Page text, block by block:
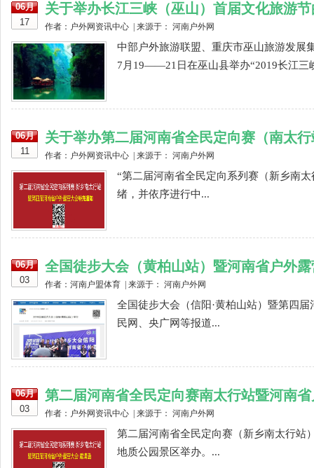
06月
17
关于举办长江三峡（巫山）首届文化旅游
作者：户外网资讯中心 | 来源于： 河南户外网
中部户外旅游联盟、重庆市巫山旅游发展
7月19——21日在巫山县举办“2019长江三
06月
11
关于举办第二届河南省全民定向赛（南太
作者：户外网资讯中心 | 来源于： 河南户外网
“第二届河南省全民定向系列赛（新乡南
绪，并依序进行中...
06月
03
全国徒步大会（黄柏山站）暨河南省户外
作者：河南户盟体育 | 来源于： 河南户外网
全国徒步大会（信阳·黄柏山站）暨第四
民网、央广网等报道...
06月
03
第二届河南省全民定向赛南太行站暨河南
作者：户外网资讯中心 | 来源于： 河南户外网
第二届河南省全民定向赛（新乡南太行站
地质公园景区举办。...